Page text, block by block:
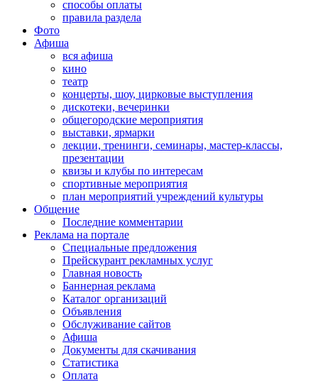
способы оплаты
правила раздела
Фото
Афиша
вся афиша
кино
театр
концерты, шоу, цирковые выступления
дискотеки, вечеринки
общегородские мероприятия
выставки, ярмарки
лекции, тренинги, семинары, мастер-классы,
презентации
квизы и клубы по интересам
спортивные мероприятия
план мероприятий учреждений культуры
Общение
Последние комментарии
Реклама на портале
Специальные предложения
Прейскурант рекламных услуг
Главная новость
Баннерная реклама
Каталог организаций
Объявления
Обслуживание сайтов
Афиша
Документы для скачивания
Статистика
Оплата